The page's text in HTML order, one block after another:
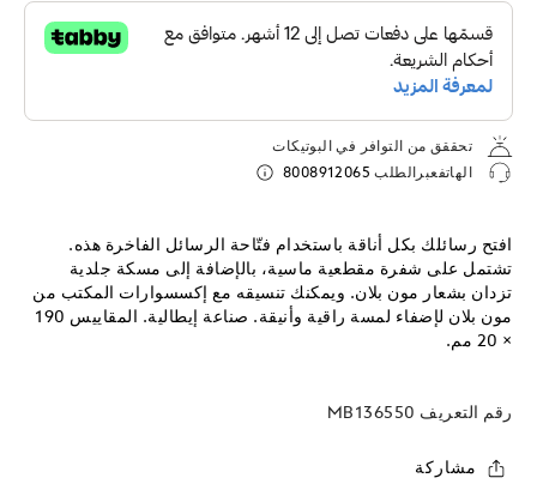
تحققق من التوافر في البوتيكات
الهاتفعبرالطلب 8008912065
افتح رسائلك بكل أناقة باستخدام فتّاحة الرسائل الفاخرة هذه.
تشتمل على شفرة مقطعية ماسية، بالإضافة إلى مسكة جلدية
تزدان بشعار مون بلان. ويمكنك تنسيقه مع إكسسوارات المكتب من
مون بلان لإضفاء لمسة راقية وأنيقة. صناعة إيطالية. المقاييس 190
× 20 مم.
رقم التعريف MB136550
مشاركة